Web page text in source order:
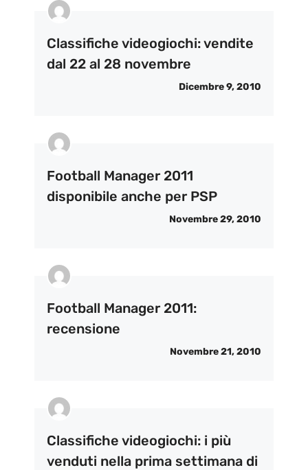
Classifiche videogiochi: vendite
dal 22 al 28 novembre
Dicembre 9, 2010
Football Manager 2011
disponibile anche per PSP
Novembre 29, 2010
Football Manager 2011:
recensione
Novembre 21, 2010
Classifiche videogiochi: i più
venduti nella prima settimana di